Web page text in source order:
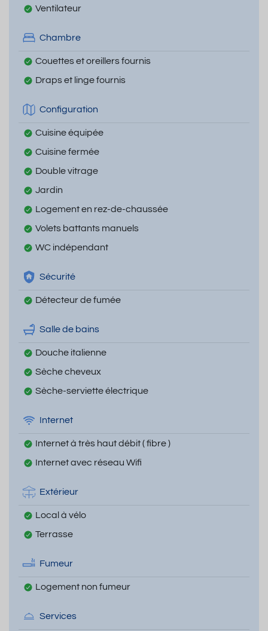
Ventilateur
Chambre
Couettes et oreillers fournis
Draps et linge fournis
Configuration
Cuisine équipée
Cuisine fermée
Double vitrage
Jardin
Logement en rez-de-chaussée
Volets battants manuels
WC indépendant
Sécurité
Détecteur de fumée
Salle de bains
Douche italienne
Sèche cheveux
Sèche-serviette électrique
Internet
Internet à très haut débit ( fibre )
Internet avec réseau Wifi
Extérieur
Local à vélo
Terrasse
Fumeur
Logement non fumeur
Services